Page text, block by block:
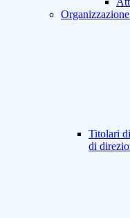
Organizzazione
Titolari
di